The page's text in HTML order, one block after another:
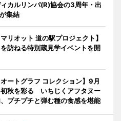
カルリンパ(R)協会の3周年・出
集結
リオット 道の駅プロジェクト】
訪ねる特別蔵見学イベントを開
ートグラフ コレクション】9月
秋を彩る いちじくアフタヌー
プチプチと弾む種の食感を堪能